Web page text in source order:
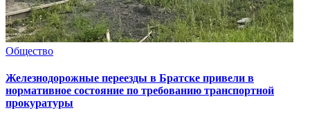
Общество
Железнодорожные переезды в Братске привели в
нормативное состояние по требованию транспортной
прокуратуры